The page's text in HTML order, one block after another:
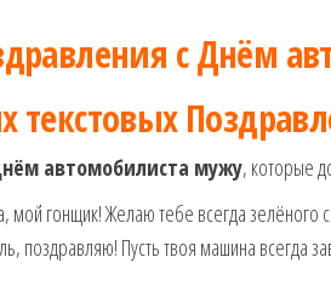
сДнём
текстовых
автомобилиста мужу, которые
гонщик! Желаю тебе всегда зелёного
поздравляю! Пусть твоя машина всегда